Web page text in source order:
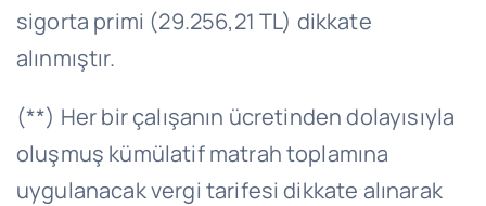
sigorta primi (29.256,21 TL) dikkate
alınmıştır.
(**) Her bir çalışanın ücretinden dolayısıyla
oluşmuş kümülatif matrah toplamına
uygulanacak vergi tarifesi dikkate alınarak